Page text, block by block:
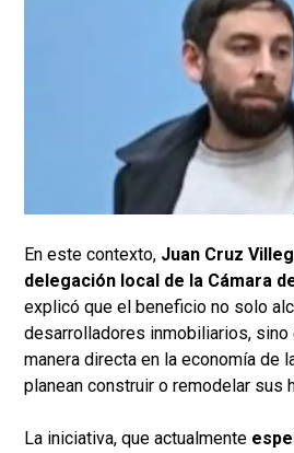
En este contexto, Juan Cruz
delegación local de la Cámara
explicó que el beneficio no solo
desarrolladores inmobiliarios, sino
manera directa en la economía de
planean construir o remodelar sus
La iniciativa, que actualmente